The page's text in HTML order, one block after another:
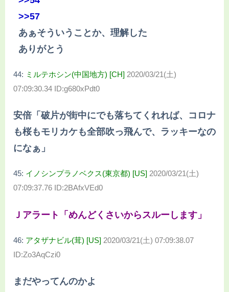
>>57
あぁそういうことか、理解した
ありがとう
44: ミルテホシン(中国地方) [CH] 2020/03/21(土)
07:09:30.34 ID:g680xPdt0
安倍「破片が街中にでも落ちてくれれば、コロナ
も桜もモリカケも全部吹っ飛んで、ラッキーなの
になぁ」
45: イノシンプラノベクス(東京都) [US] 2020/03/21(土)
07:09:37.76 ID:2BAfxVEd0
Ｊアラート「めんどくさいからスルーします」
46: アタザナビル(茸) [US] 2020/03/21(土) 07:09:38.07
ID:Zo3AqCzi0
まだやってんのかよ